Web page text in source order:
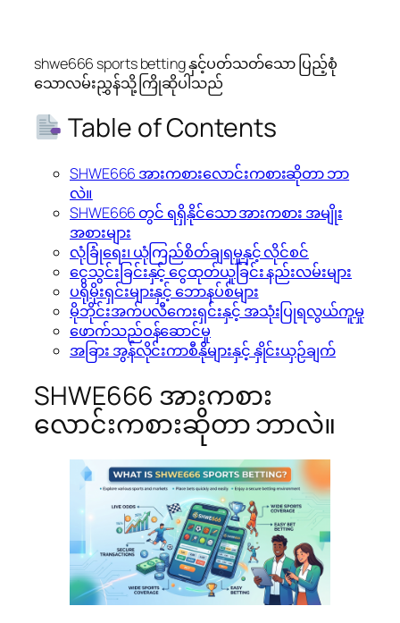
shwe666 sports betting နှင့်ပတ်သတ်သော ပြည့်စုံ
သောလမ်းညွှန်သို့ ကြိုဆိုပါသည်
Table of Contents
SHWE666 အားကစားလောင်းကစားဆိုတာ ဘာ
လဲ။
SHWE666 တွင် ရရှိနိုင်သော အားကစား အမျိုး
အစားများ
လုံခြုံရေး၊ ယုံကြည်စိတ်ချရမှုနှင့် လိုင်စင်
ငွေသွင်းခြင်းနှင့် ငွေထုတ်ယူခြင်း နည်းလမ်းများ
ပရိုမိုးရှင်းများနှင့် ဘောနပ်စ်များ
မိုဘိုင်းအက်ပလီကေးရှင်းနှင့် အသုံးပြုရလွယ်ကူမှု
ဖောက်သည်ဝန်ဆောင်မှု
အခြား အွန်လိုင်းကာစီနိုများနှင့် နှိုင်းယှဉ်ချက်
SHWE666 အားကစား
လောင်းကစားဆိုတာ ဘာလဲ။